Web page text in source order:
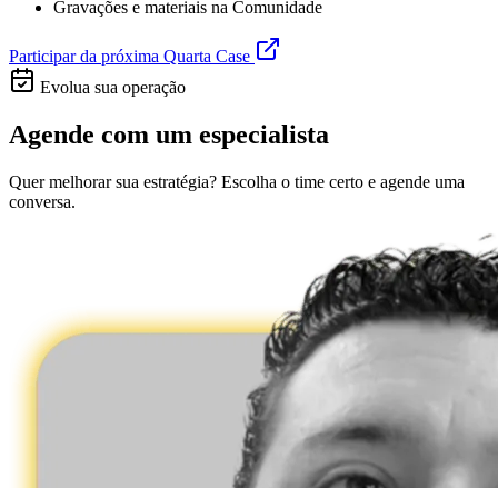
Gravações e materiais na Comunidade
Participar da próxima Quarta Case
Evolua sua operação
Agende com um especialista
Quer melhorar sua estratégia? Escolha o time certo e agende uma
conversa.